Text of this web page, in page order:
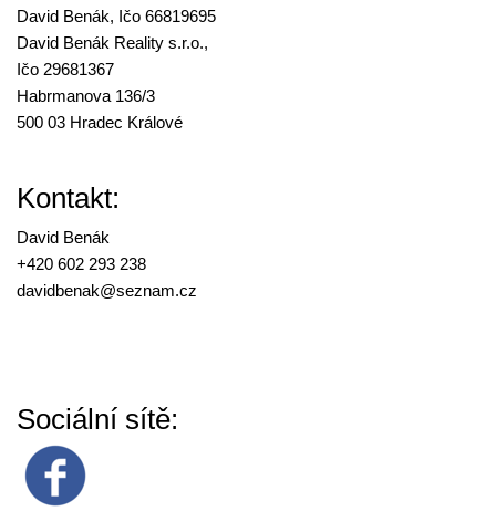
David Benák, Ičo 66819695
David Benák Reality s.r.o.,
Ičo 29681367
Habrmanova 136/3
500 03 Hradec Králové
Kontakt:
David Benák
+420 602 293 238
davidbenak@seznam.cz
Sociální sítě: